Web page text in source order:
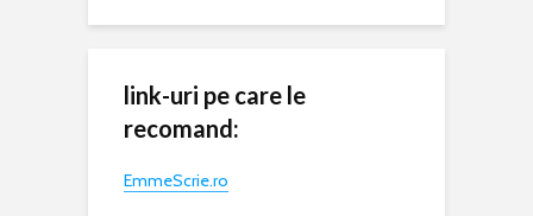
link-uri pe care le
recomand:
EmmeScrie.ro